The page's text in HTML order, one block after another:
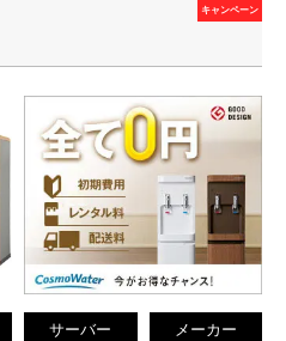
キャンペーン
サーバー メーカー